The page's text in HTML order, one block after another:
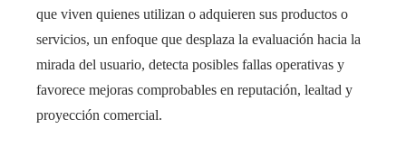
que viven quienes utilizan o adquieren sus productos o
servicios, un enfoque que desplaza la evaluación hacia la
mirada del usuario, detecta posibles fallas operativas y
favorece mejoras comprobables en reputación, lealtad y
proyección comercial.